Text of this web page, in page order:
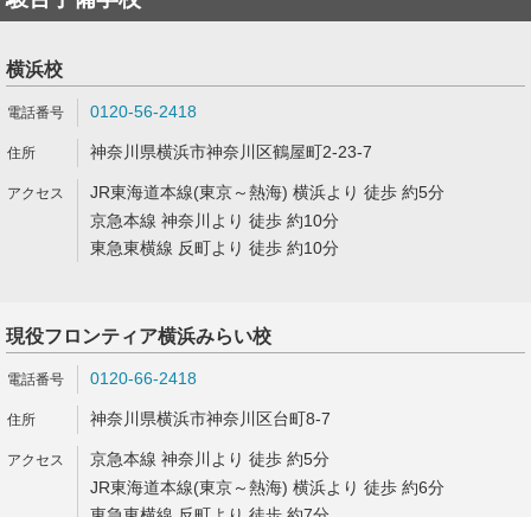
横浜校
0120-56-2418
神奈川県横浜市神奈川区鶴屋町2-23-7
JR東海道本線(東京～熱海) 横浜より 徒歩 約5分
京急本線 神奈川より 徒歩 約10分
東急東横線 反町より 徒歩 約10分
現役フロンティア横浜みらい校
0120-66-2418
神奈川県横浜市神奈川区台町8-7
京急本線 神奈川より 徒歩 約5分
JR東海道本線(東京～熱海) 横浜より 徒歩 約6分